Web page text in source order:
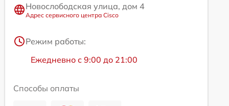
Новослободская улица, дом 4
Адрес сервисного центра Cisco
Режим работы:
Ежедневно с 9:00 до 21:00
Способы оплаты